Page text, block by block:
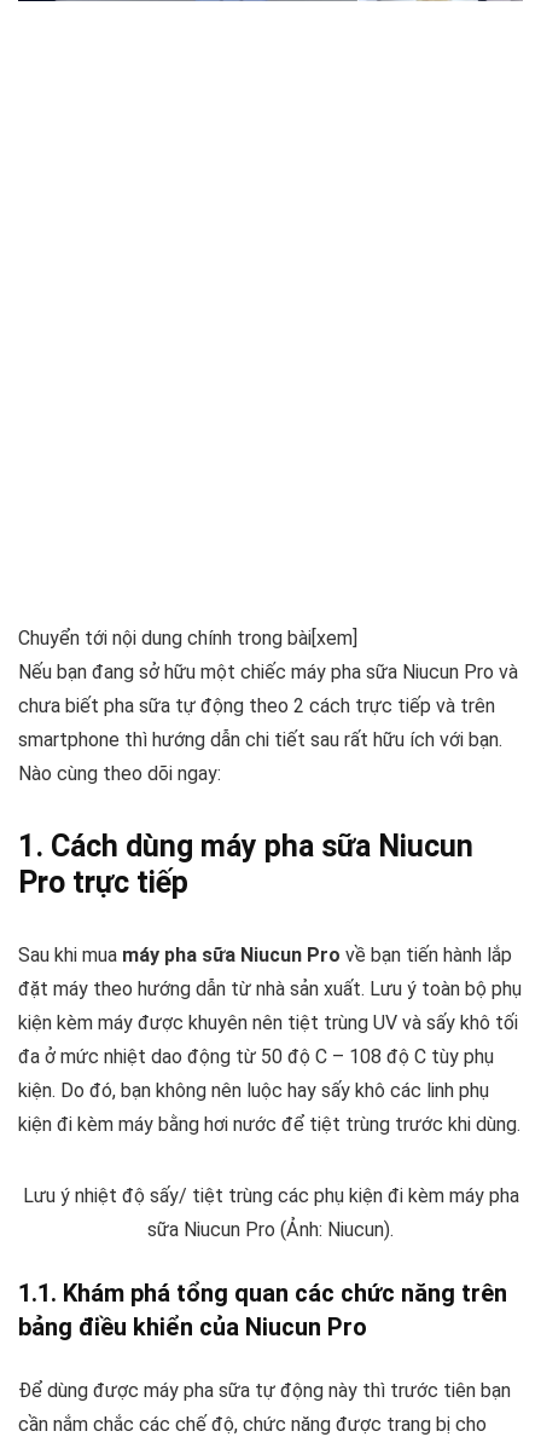
Chuyển tới nội dung chính trong bài[xem]
Nếu bạn đang sở hữu một chiếc máy pha sữa Niucun Pro và
chưa biết pha sữa tự động theo 2 cách trực tiếp và trên
smartphone thì hướng dẫn chi tiết sau rất hữu ích với bạn.
Nào cùng theo dõi ngay:
1. Cách dùng máy pha sữa Niucun
Pro trực tiếp
Sau khi mua máy pha sữa Niucun Pro về bạn tiến hành lắp
đặt máy theo hướng dẫn từ nhà sản xuất. Lưu ý toàn bộ phụ
kiện kèm máy được khuyên nên tiệt trùng UV và sấy khô tối
đa ở mức nhiệt dao động từ 50 độ C – 108 độ C tùy phụ
kiện. Do đó, bạn không nên luộc hay sấy khô các linh phụ
kiện đi kèm máy bằng hơi nước để tiệt trùng trước khi dùng.
Lưu ý nhiệt độ sấy/ tiệt trùng các phụ kiện đi kèm máy pha
sữa Niucun Pro (Ảnh: Niucun).
1.1. Khám phá tổng quan các chức năng trên
bảng điều khiển của Niucun Pro
Để dùng được máy pha sữa tự động này thì trước tiên bạn
cần nắm chắc các chế độ, chức năng được trang bị cho